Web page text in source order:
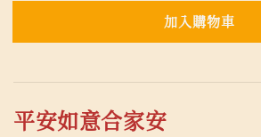
加入購物車
平安如意合家安